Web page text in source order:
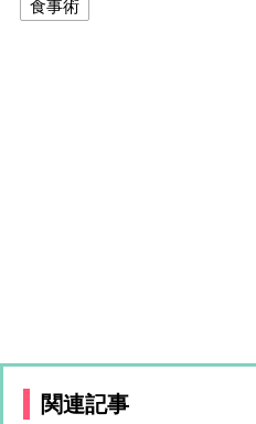
食事術
関連記事